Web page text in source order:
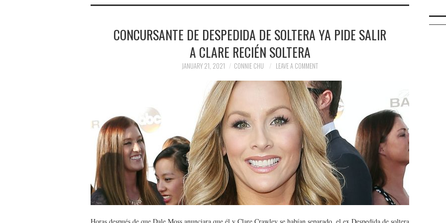
CONCURSANTE DE DESPEDIDA DE SOLTERA YA PIDE SALIR
A CLARE RECIÉN SOLTERA
JANUARY 21, 2021 CONNIE CHU LEAVE A COMMENT
Horas después de que Dale Moss anunciara que él y Clare Crawley se habían separado, el ex Despedida de soltera